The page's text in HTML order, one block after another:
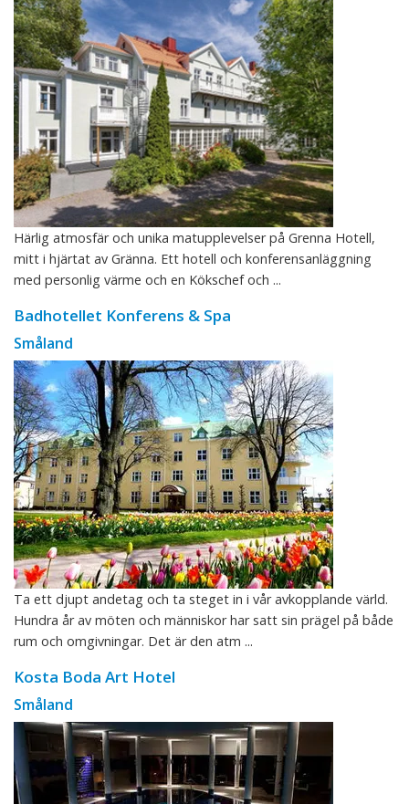
Härlig atmosfär och unika matupplevelser på Grenna Hotell,
mitt i hjärtat av Gränna. Ett hotell och konferensanläggning
med personlig värme och en Kökschef och ...
Badhotellet Konferens & Spa
Småland
Ta ett djupt andetag och ta steget in i vår avkopplande värld.
Hundra år av möten och människor har satt sin prägel på både
rum och omgivningar. Det är den atm ...
Kosta Boda Art Hotel
Småland